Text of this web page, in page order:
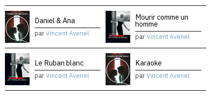
Daniel & Ana
parVincent Avenel
Mourir comme un
homme
parVincent Avenel
Le Ruban blanc
parVincent Avenel
Karaoke
parVincent Avenel